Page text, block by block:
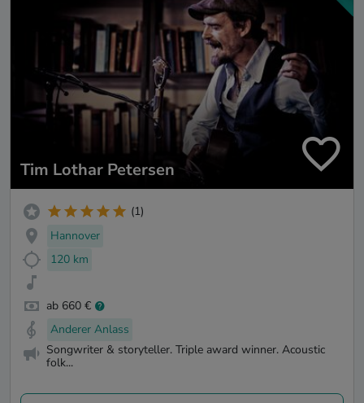
Tim Lothar Petersen
(1)
Hannover
120 km
ab 660 €
Anderer Anlass
Songwriter & storyteller. Triple award winner. Acoustic
folk...